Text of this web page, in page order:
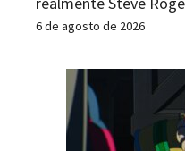
6 de agosto de 2026